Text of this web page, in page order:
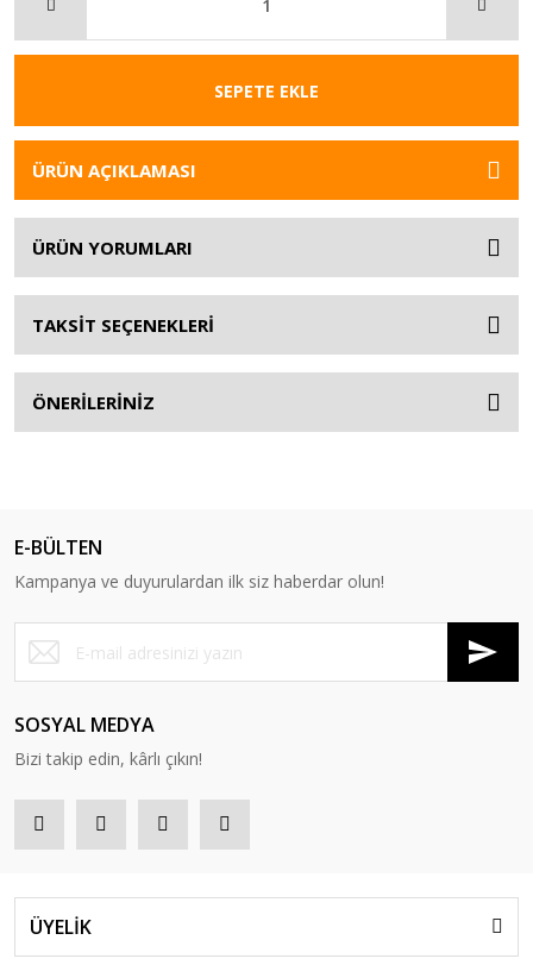
SEPETE EKLE
ÜRÜN AÇIKLAMASI
ÜRÜN YORUMLARI
TAKSİT SEÇENEKLERİ
ÖNERİLERİNİZ
E-BÜLTEN
Kampanya ve duyurulardan ilk siz haberdar olun!
SOSYAL MEDYA
Bizi takip edin, kârlı çıkın!
ÜYELİK